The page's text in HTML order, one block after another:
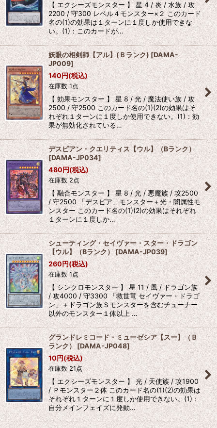
【 エクシーズモンスター 】 星 4 / 炎 / 水族 / 攻
2200 / 守300 レベル４モンスター×２ このカード
名の(1)の効果は１ターンに１度しか使用できな
い。(1)：このカードが…
妖眼の相剣師【アル】(Ｂランク) [DAMA-
JP009]
140円(税込)
在庫数 1点
【 効果モンスター 】 星 8 / 光 / 魔法使い族 / 攻
2500 / 守2500 このカード名の(1)(2)の効果はそ
れぞれ１ターンに１度しか使用できない。(1)：効
果が無効化されている…
デスピアン・クエリティス【ウル】（Bランク）
[DAMA-JP034]
480円(税込)
在庫数 2点
【 融合モンスター 】 星 8 / 光 / 悪魔族 / 攻2500
/ 守2500 「デスピア」モンスター＋光・闇属性モ
ンスター このカード名の(1)(2)の効果はそれぞれ
１ターンに１度しか…
シューティング・セイヴァー・スター・ドラゴン
【ウル】（Bランク）[DAMA-JP039]
260円(税込)
在庫数 1点
【 シンクロモンスター 】 星 11 / 風 / ドラゴン族
/ 攻4000 / 守3300 「救世竜 セイヴァー・ドラゴ
ン」＋ドラゴン族Ｓモンスターを含むチューナー
以外のモンスター１体以上 …
グランドレミコード・ミューゼシア【スー】（Ｂ
ランク） [DAMA-JP048]
10円(税込)
在庫数 21点
【 エクシーズモンスター 】 光 / 天使族 / 攻1900
/ Ｐモンスター２体 このカード名の(1)(2)の効果は
それぞれ１ターンに１度しか使用できない。(1)：
自分メインフェイズに発動…